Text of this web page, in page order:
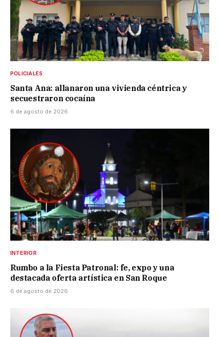
POLICIALES
Santa Ana: allanaron una vivienda céntrica y
secuestraron cocaína
6 de agosto de 2026
INTERIOR
Rumbo a la Fiesta Patronal: fe, expo y una
destacada oferta artística en San Roque
6 de agosto de 2026